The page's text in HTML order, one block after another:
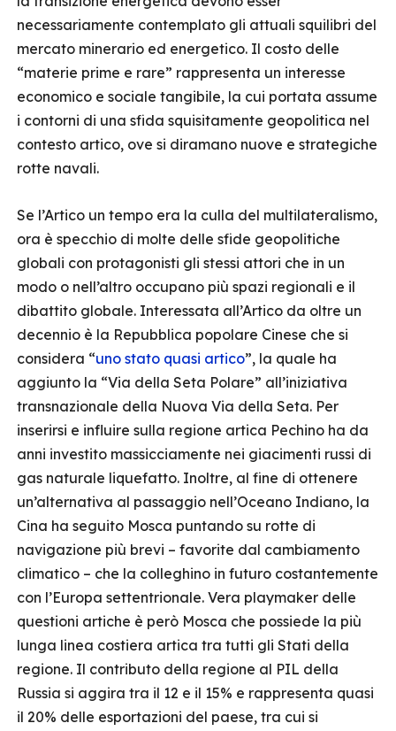
necessariamente contemplato gli attuali squilibri del
mercato minerario ed energetico. Il costo delle
“materie prime e rare” rappresenta un interesse
economico e sociale tangibile, la cui portata assume
i contorni di una sfida squisitamente geopolitica nel
contesto artico, ove si diramano nuove e strategiche
rotte navali.
Se l’Artico un tempo era la culla del multilateralismo,
ora è specchio di molte delle sfide geopolitiche
globali con protagonisti gli stessi attori che in un
modo o nell’altro occupano più spazi regionali e il
dibattito globale. Interessata all’Artico da oltre un
decennio è la Repubblica popolare Cinese che si
considera “uno stato quasi artico”, la quale ha
aggiunto la “Via della Seta Polare” all’iniziativa
transnazionale della Nuova Via della Seta. Per
inserirsi e influire sulla regione artica Pechino ha da
anni investito massicciamente nei giacimenti russi di
gas naturale liquefatto. Inoltre, al fine di ottenere
un’alternativa al passaggio nell’Oceano Indiano, la
Cina ha seguito Mosca puntando su rotte di
navigazione più brevi – favorite dal cambiamento
climatico – che la colleghino in futuro costantemente
con l’Europa settentrionale. Vera playmaker delle
questioni artiche è però Mosca che possiede la più
lunga linea costiera artica tra tutti gli Stati della
regione. Il contributo della regione al PIL della
Russia si aggira tra il 12 e il 15% e rappresenta quasi
il 20% delle esportazioni del paese, tra cui si